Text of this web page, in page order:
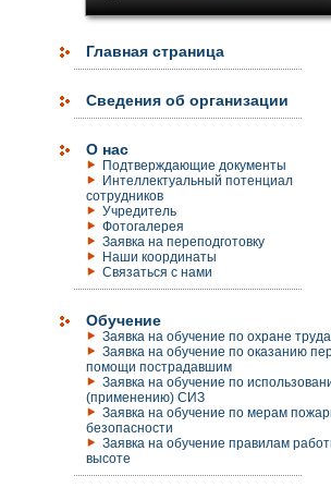
Главная страница
Сведения об организации
О нас
Подтверждающие документы
Интеллектуальный потенциал
сотрудников
Учредитель
Фотогалерея
Заявка на переподготовку
Наши координаты
Связаться с нами
Обучение
Заявка на обучение по охране труда
Заявка на обучение по оказанию
помощи пострадавшим
Заявка на обучение по
(применению) СИЗ
Заявка на обучение по мерам
безопасности
Заявка на обучение правилам
высоте